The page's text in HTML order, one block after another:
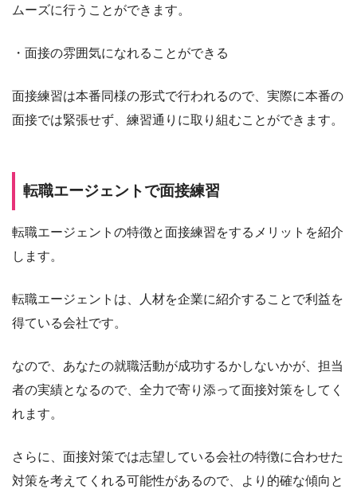
ムーズに行うことができます。
・面接の雰囲気になれることができる
面接練習は本番同様の形式で行われるので、実際に本番の
面接では緊張せず、練習通りに取り組むことができます。
転職エージェントで面接練習
転職エージェントの特徴と面接練習をするメリットを紹介
します。
転職エージェントは、人材を企業に紹介することで利益を
得ている会社です。
なので、あなたの就職活動が成功するかしないかが、担当
者の実績となるので、全力で寄り添って面接対策をしてく
れます。
さらに、面接対策では志望している会社の特徴に合わせた
対策を考えてくれる可能性があるので、より的確な傾向と